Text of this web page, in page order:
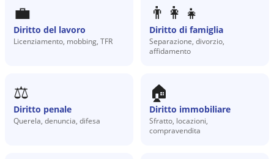
💼
Diritto del lavoro
Licenziamento, mobbing, TFR
👨‍👩‍👧
Diritto di famiglia
Separazione, divorzio,
affidamento
⚖️
Diritto penale
Querela, denuncia, difesa
🏠
Diritto immobiliare
Sfratto, locazioni,
compravendita